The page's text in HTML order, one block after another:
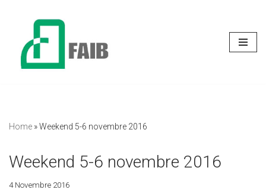
contenuto
Home »Weekend 5-6 novembre 2016
Weekend 5-6 novembre 2016
4 Novembre 2016